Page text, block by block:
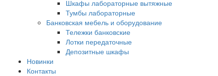
Шкафы лабораторные вытяжные
Тумбы лабораторные
Банковская мебель и оборудование
Тележки банковские
Лотки передаточные
Депозитные шкафы
Новинки
Контакты